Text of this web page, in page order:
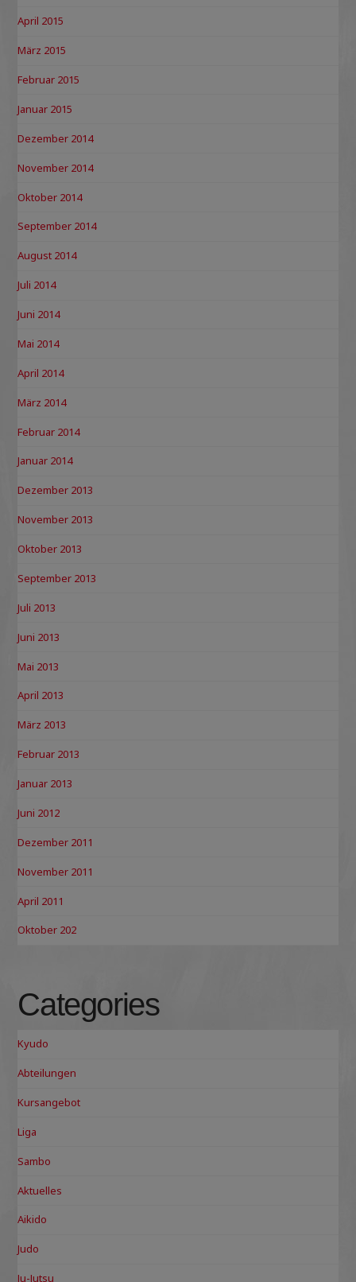
April 2015
März 2015
Februar 2015
Januar 2015
Dezember 2014
November 2014
Oktober 2014
September 2014
August 2014
Juli 2014
Juni 2014
Mai 2014
April 2014
März 2014
Februar 2014
Januar 2014
Dezember 2013
November 2013
Oktober 2013
September 2013
Juli 2013
Juni 2013
Mai 2013
April 2013
März 2013
Februar 2013
Januar 2013
Juni 2012
Dezember 2011
November 2011
April 2011
Oktober 202
Categories
Kyudo
Abteilungen
Kursangebot
Liga
Sambo
Aktuelles
Aikido
Judo
Ju-Jutsu